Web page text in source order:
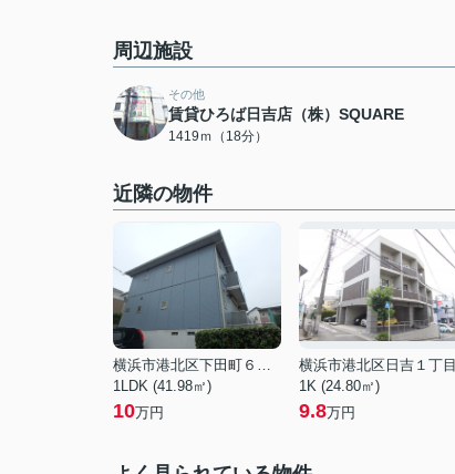
周辺施設
その他
賃貸ひろば日吉店（株）SQUARE
1419ｍ（18分）
近隣の物件
横浜市港北区下田町６丁目
1LDK (41.98㎡)
10万円
横浜市港北区日吉１丁目
1K (24.80㎡)
9.8万円